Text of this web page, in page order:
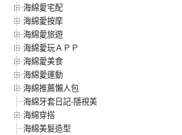
海綿愛宅配
海綿愛按摩
海綿愛旅遊
海綿愛玩ＡＰＰ
海綿愛美食
海綿愛運動
海綿推薦懶人包
海綿牙套日記-隱視美
海綿穿搭
海綿美髮造型